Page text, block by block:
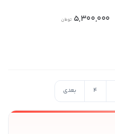
5,300,000 تومان
4 بعدی